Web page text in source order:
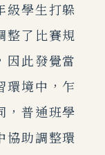
級學生打躲
整了比賽規
因此發覺當
環境中，乍
，普通班學
協助調整環